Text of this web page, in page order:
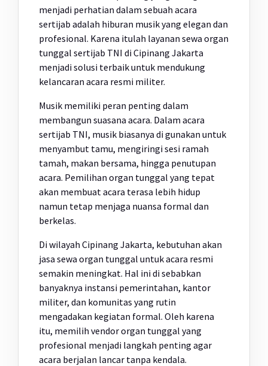
menjadi perhatian dalam sebuah acara
sertijab adalah hiburan musik yang elegan dan
profesional. Karena itulah layanan sewa organ
tunggal sertijab TNI di Cipinang Jakarta
menjadi solusi terbaik untuk mendukung
kelancaran acara resmi militer.
Musik memiliki peran penting dalam
membangun suasana acara. Dalam acara
sertijab TNI, musik biasanya di gunakan untuk
menyambut tamu, mengiringi sesi ramah
tamah, makan bersama, hingga penutupan
acara. Pemilihan organ tunggal yang tepat
akan membuat acara terasa lebih hidup
namun tetap menjaga nuansa formal dan
berkelas.
Di wilayah Cipinang Jakarta, kebutuhan akan
jasa sewa organ tunggal untuk acara resmi
semakin meningkat. Hal ini di sebabkan
banyaknya instansi pemerintahan, kantor
militer, dan komunitas yang rutin
mengadakan kegiatan formal. Oleh karena
itu, memilih vendor organ tunggal yang
profesional menjadi langkah penting agar
acara berjalan lancar tanpa kendala.